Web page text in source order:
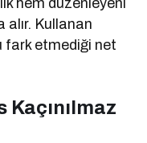
alır. Kullanan
fark etmediği net
Kaçınılmaz